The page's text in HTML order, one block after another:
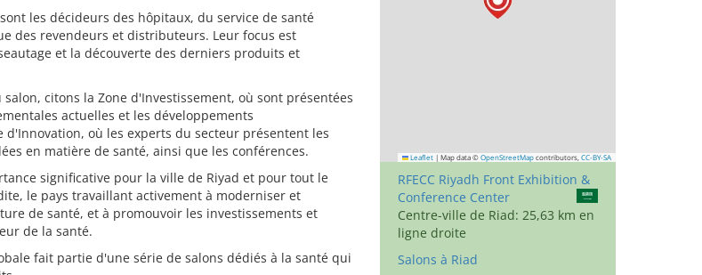
les décideurs des hôpitaux, du service de santé
des revendeurs et distributeurs. Leur focus est
et la découverte des derniers produits et
citons la Zone d'Investissement, où sont présentées
actuelles et les développements
d'Innovation, où les experts du secteur présentent les
en matière de santé, ainsi que les conférences.
significative pour la ville de Riyad et pour tout le
le pays travaillant activement à moderniser et
de santé, et à promouvoir les investissements et
de la santé.
fait partie d'une série de salons dédiés à la santé qui
Leaflet | Map data © OpenStreetMap contributors, CC-BY-SA
RFECC Riyadh Front Exhibition &
Conference Center
Centre-ville de Riad: 25,63 km en
ligne droite
Salons à Riad